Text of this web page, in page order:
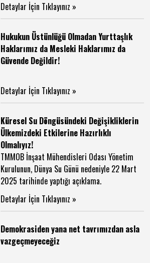
Detaylar İçin Tıklayınız »
Hukukun Üstünlüğü Olmadan Yurttaşlık
Haklarımız da Mesleki Haklarımız da
Güvende Değildir!
Detaylar İçin Tıklayınız »
Küresel Su Döngüsündeki Değişikliklerin
Ülkemizdeki Etkilerine Hazırlıklı
Olmalıyız!
TMMOB İnşaat Mühendisleri Odası Yönetim
Kurulunun, Dünya Su Günü nedeniyle 22 Mart
2025 tarihinde yaptığı açıklama.
Detaylar İçin Tıklayınız »
Demokrasiden yana net tavrımızdan asla
vazgeçmeyeceğiz